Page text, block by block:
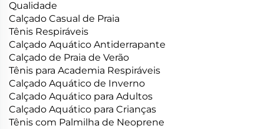
Qualidade
Calçado Casual de Praia
Tênis Respiráveis
Calçado Aquático Antiderrapante
Calçado de Praia de Verão
Tênis para Academia Respiráveis
Calçado Aquático de Inverno
Calçado Aquático para Adultos
Calçado Aquático para Crianças
Tênis com Palmilha de Neoprene